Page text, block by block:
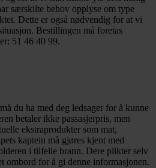
særskilte behov opplyse om type
Dette er også nødvendig for at vi
Bestillingen må foretas
51 46 40 99.
du ha med deg ledsager for å kunne
betaler ikke passasjerpris, men
ekstraprodukter som mat,
kaptein må gjøres kjent med
i tilfelle brann. Dere plikter selv
ombord for å gi denne informasjonen.